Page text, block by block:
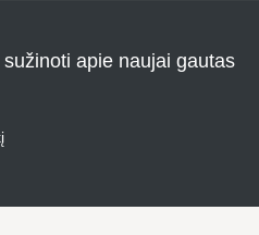
apie naujai gautas